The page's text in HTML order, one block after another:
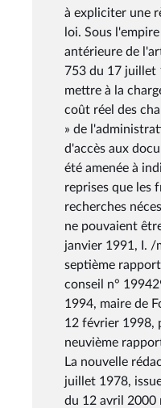
à expliciter une
loi. Sous
antérieure de
753 du 17 juillet
mettre à la
coût réel des
» de
d'accès aux
été amenée à
reprises que les
recherches
ne pouvaient
janvier 1991, I. /
septième
conseil n°
1994, maire de
12 février 1998,
neuvième
La nouvelle
juillet 1978,
du 12 avril 2000